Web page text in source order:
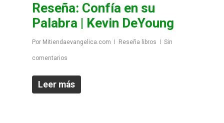
Reseña: Confía en su
Palabra | Kevin DeYoung
Por Mitiendaevangelica.com Reseña libros Sin
comentarios
Leer más